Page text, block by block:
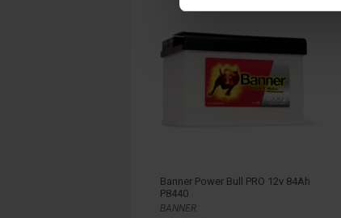
Banner Power Bull PRO 12v 84Ah
P8440
BANNER